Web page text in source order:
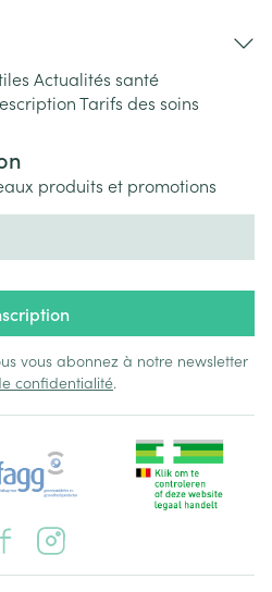
Actualités santé
Tarifs des soins
produits et promotions
vous abonnez à notre newsletter
confidentialité.